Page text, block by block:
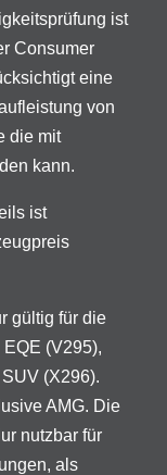
ist
Consumer
eine
von
die mit
kann.
ist
gültig für die
(V295),
(X296).
AMG. Die
nutzbar für
als